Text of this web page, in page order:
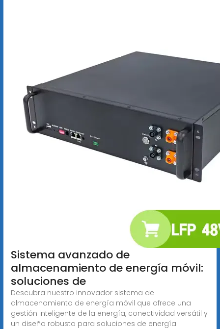
Sistema avanzado de
almacenamiento de energía móvil:
soluciones de
Descubra nuestro innovador sistema de
almacenamiento de energía móvil que ofrece una
gestión inteligente de la energía, conectividad versátil y
un diseño robusto para soluciones de energía